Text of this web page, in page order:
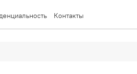
Контакты